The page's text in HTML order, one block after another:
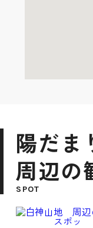
陽だま
周辺の
SPOT